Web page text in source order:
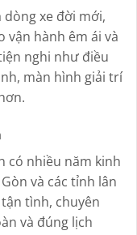
dòng xe đời mới,
vận hành êm ái và
nghi như điều
màn hình giải trí
có nhiều năm kinh
và các tỉnh lân
tình, chuyên
và đúng lịch